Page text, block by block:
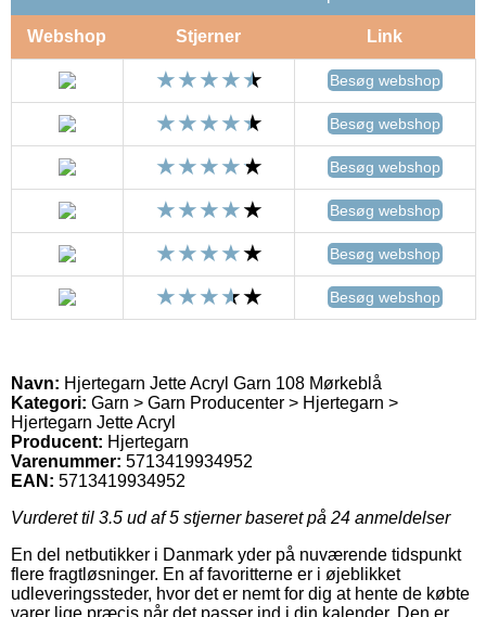
Webshop Stjerner Link
Besøg webshop
Besøg webshop
Besøg webshop
Besøg webshop
Besøg webshop
Besøg webshop
Navn: Hjertegarn Jette Acryl Garn 108 Mørkeblå
Kategori: Garn > Garn Producenter > Hjertegarn >
Hjertegarn Jette Acryl
Producent: Hjertegarn
Varenummer: 5713419934952
EAN: 5713419934952
Vurderet til 3.5 ud af 5 stjerner baseret på 24 anmeldelser
En del netbutikker i Danmark yder på nuværende tidspunkt
flere fragtløsninger. En af favoritterne er i øjeblikket
udleveringssteder, hvor det er nemt for dig at hente de købte
varer lige præcis når det passer ind i din kalender. Den er